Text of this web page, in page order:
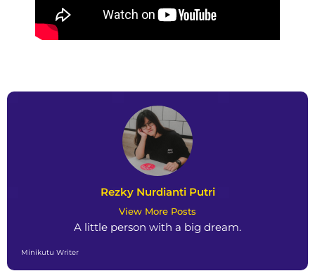
Rezky Nurdianti Putri
View More Posts
A little person with a big dream.
Minikutu Writer